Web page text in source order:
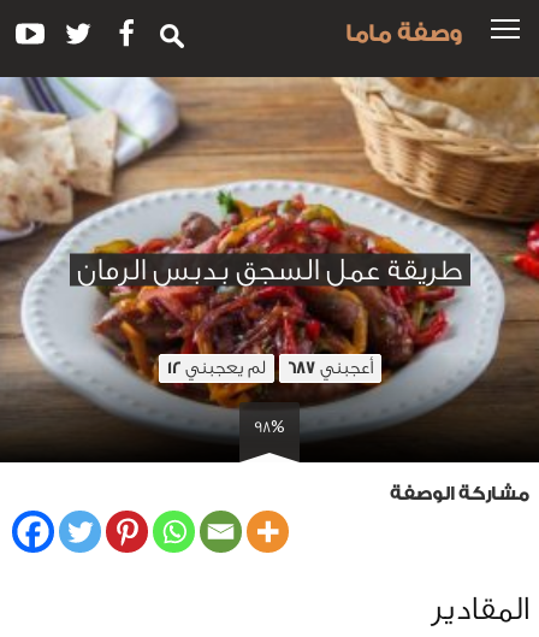
وصفة ماما
طريقة عمل السجق بدبس الرمان
أعجبني687 لم يعجبني12
98%
مشاركة الوصفة
المقادير